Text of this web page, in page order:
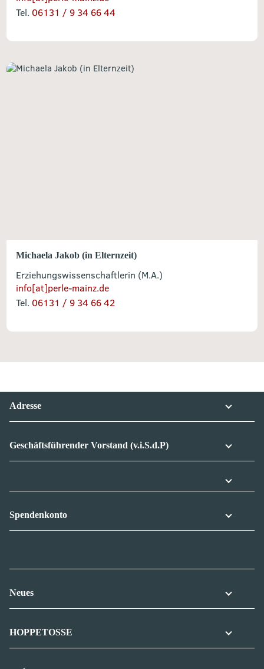
Tel. 06131 / 9 34 66 44
Michaela Jakob (in Elternzeit)
Erziehungswissenschaftlerin (M.A.)
info[at]perle-mainz.de
Tel. 06131 / 9 34 66 42
Adresse
Geschäftsführender Vorstand (v.i.S.d.P)
Spendenkonto
Neues
HOPPETOSSE